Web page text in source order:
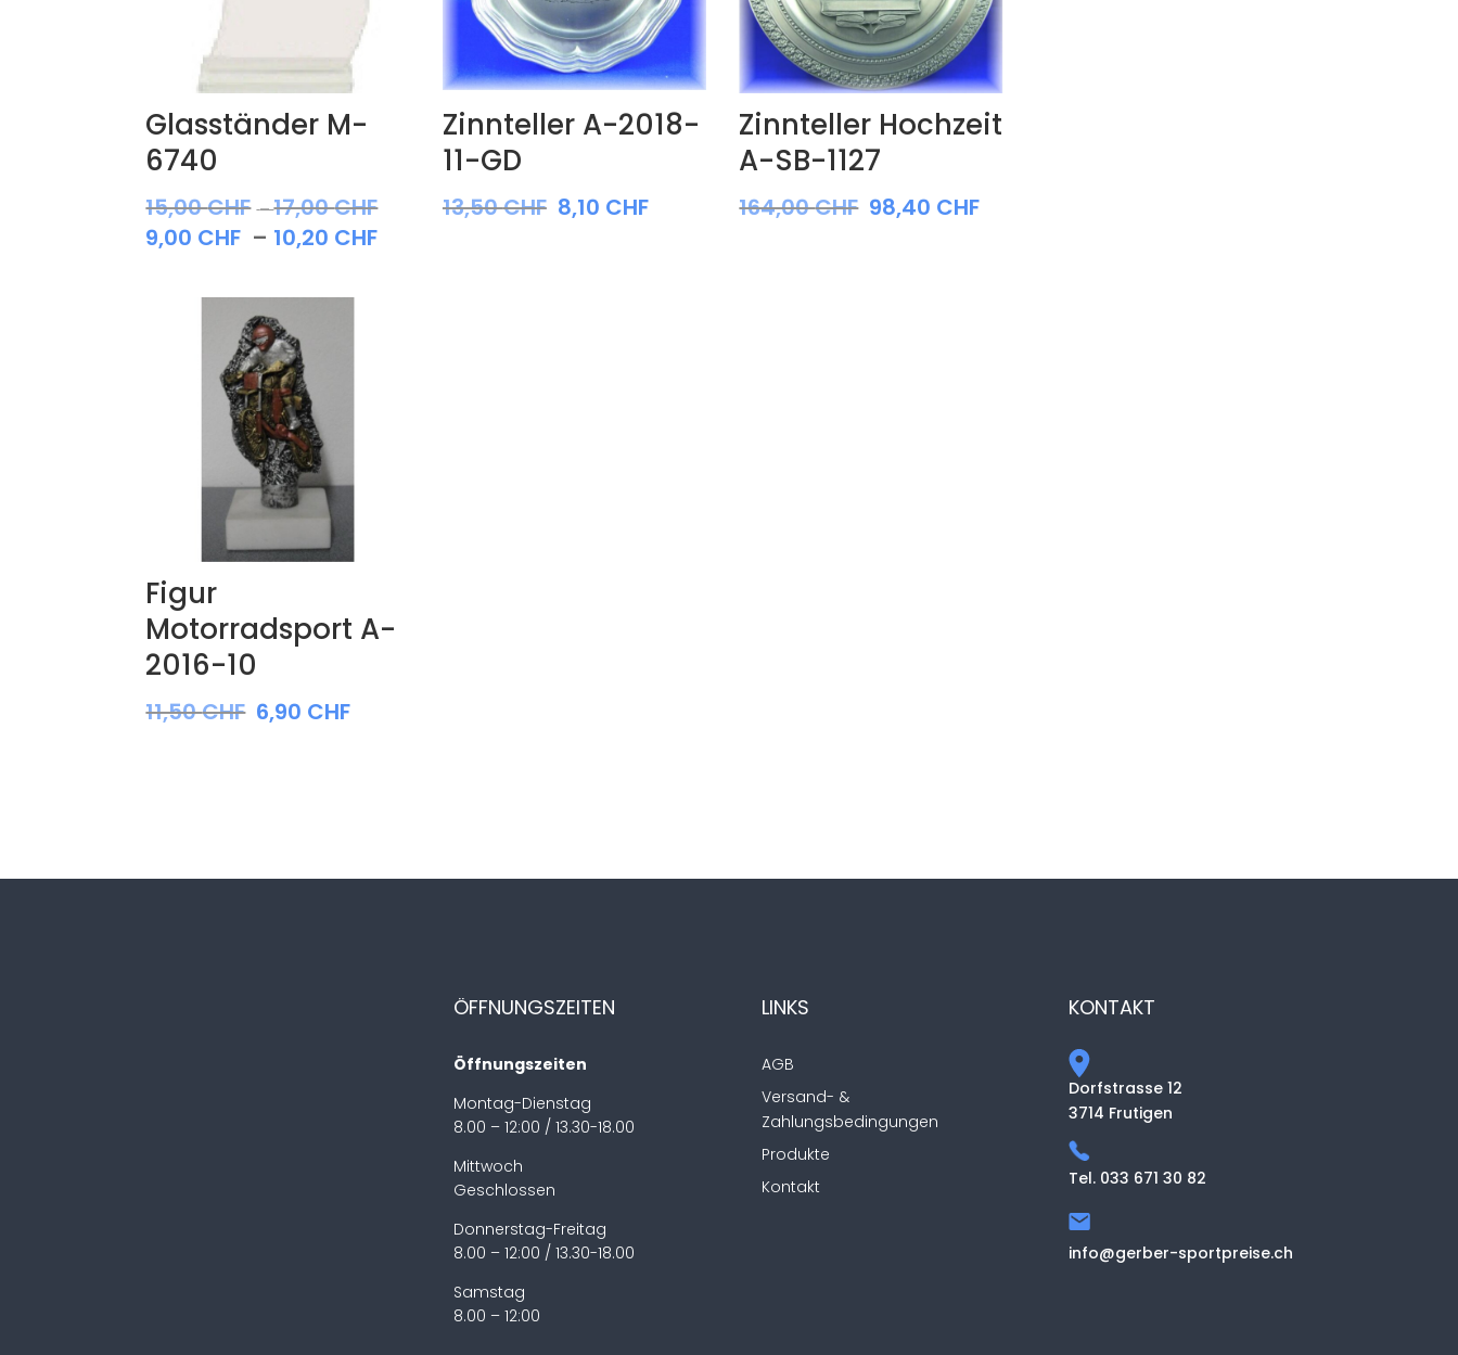
Glasständer M-
6740
15,00CHF –17,00CHF
Preisspanne:
9,00 CHF – 10,20 CHF
Zinnteller A-2018-
11-GD
13,50CHF 8,10 CHF
Zinnteller Hochzeit
A-SB-1127
164,00CHF 98,40 CHF
Figur
Motorradsport A-
2016-10
11,50CHF 6,90 CHF
ÖFFNUNGSZEITEN
Öffnungszeiten
Montag-Dienstag
8.00 – 12:00 / 13.30-18.00
Mittwoch
Geschlossen
Donnerstag-Freitag
8.00 – 12:00 / 13.30-18.00
Samstag
8.00 – 12:00
LINKS
AGB
Versand- &
Zahlungsbedingungen
Produkte
Kontakt
KONTAKT
Dorfstrasse 12
3714 Frutigen
Tel. 033 671 30 82
info@gerber-sportpreise.ch